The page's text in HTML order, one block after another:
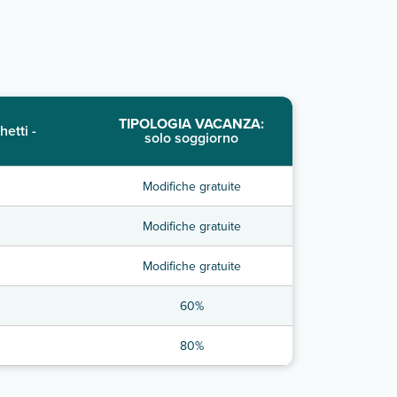
- TIPOLOGIA VACANZA:
solo soggiorno
Modifiche gratuite
Modifiche gratuite
Modifiche gratuite
60%
80%